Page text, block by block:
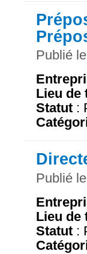
Publié
Lieu de
Statut :
Publié
Lieu de
Statut :